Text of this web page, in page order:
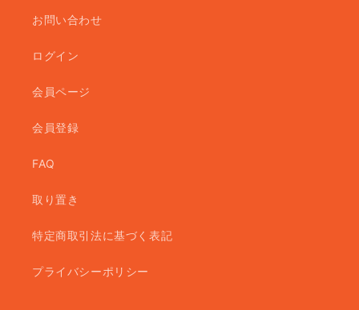
お問い合わせ
ログイン
会員ページ
会員登録
FAQ
取り置き
特定商取引法に基づく表記
プライバシーポリシー